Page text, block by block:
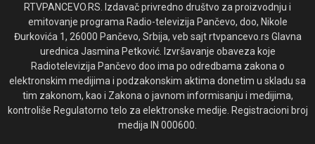
RTVPANCEVO.RS. Izdavač privredno društvo za proizvodnju i
emitovanje programa Radio-televizija Pančevo, doo, Nikole
Đurkovića 1, 26000 Pančevo, Srbija, veb sajt rtvpancevo.rs Glavna
urednica Jasmina Petković. Izvršavanje obaveza koje
Radiotelevizija Pančevo doo ima po odredbama zakona o
elektronskim medijima i podzakonskim aktima donetim u skladu sa
tim zakonom, kao i Zakona o javnom informisanju i medijima,
kontroliše Regulatorno telo za elektronske medije. Registracioni broj
medija IN 000600.